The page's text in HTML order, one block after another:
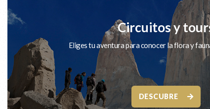
Circuitos y
Eliges tu aventura para conocer la flora y
DESCUBRE